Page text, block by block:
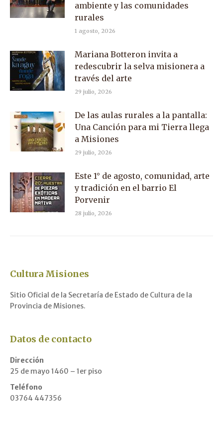
ambiente y las comunidades
rurales
1 agosto, 2026
Mariana Botteron invita a
redescubrir la selva misionera a
través del arte
29 julio, 2026
De las aulas rurales a la pantalla:
Una Canción para mi Tierra llega
a Misiones
29 julio, 2026
Este 1° de agosto, comunidad, arte
y tradición en el barrio El
Porvenir
28 julio, 2026
Cultura Misiones
Sitio Oficial de la Secretaría de Estado de Cultura de la
Provincia de Misiones.
Datos de contacto
Dirección
25 de mayo 1460 – 1er piso
Teléfono
03764 447356